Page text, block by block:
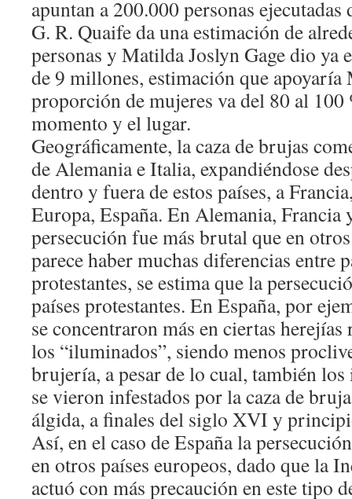
apuntan a 200.000 personas
G. R. Quaife da una estimación de
personas y Matilda Joslyn Gage dio ya
de 9 millones, estimación que
proporción de mujeres va del 80 al 100
momento y el lugar.
Geográficamente, la caza de brujas
de Alemania e Italia, expandiéndose
dentro y fuera de estos países, a
Europa, España. En Alemania, Francia
persecución fue más brutal que en
parece haber muchas diferencias entre
protestantes, se estima que la
países protestantes. En España, por
se concentraron más en ciertas
los “iluminados”, siendo menos
brujería, a pesar de lo cual, también
se vieron infestados por la caza de
álgida, a finales del siglo XVI y
Así, en el caso de España la
en otros países europeos, dado que la
actuó con más precaución en este tipo